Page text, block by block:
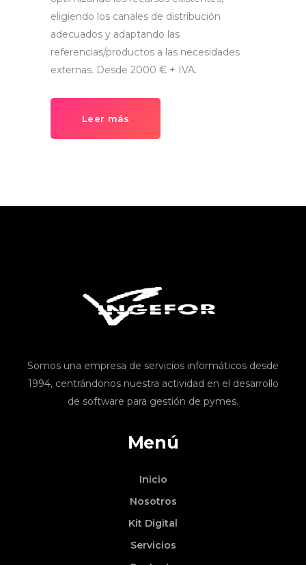
eligiendo los canales de distribución
adecuados y adaptando las
referencias/productos a las necesidades
externas. Desde 2000 € + IVA.
Leer más
Somos una empresa de servicios informáticos desde
1994, centrándonos nuestra actividad en el desarrollo
de software para gestión de pymes.
Menú
Inicio
Nosotros
Kit Digital
Servicios